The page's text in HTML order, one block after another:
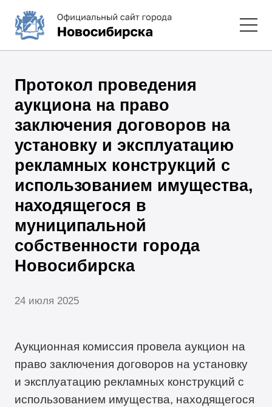
Протокол проведения
аукциона на право
заключения договоров на
установку и эксплуатацию
рекламных конструкций с
использованием имущества,
находящегося в
муниципальной
собственности города
Новосибирска
24 июля 2025
Аукционная комиссия провела аукцион на
право заключения договоров на установку
и эксплуатацию рекламных конструкций с
использованием имущества, находящегося